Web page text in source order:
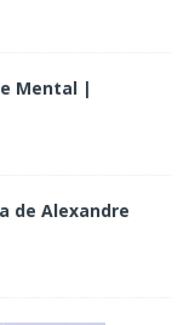
Mental |
de Alexandre